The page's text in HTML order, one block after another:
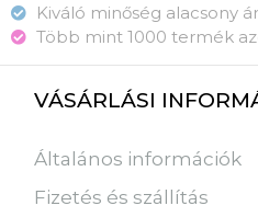
Kiváló minőség alacsony
Több mint 1000 termék
VÁSÁRLÁSI
Általános információk
Fizetés és szállítás